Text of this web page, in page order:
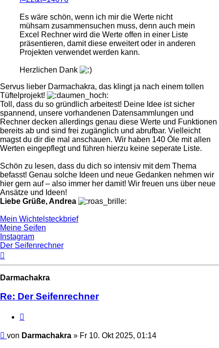
Es wäre schön, wenn ich mir die Werte nicht
mühsam zusammensuchen muss, denn auch mein
Excel Rechner wird die Werte offen in einer Liste
präsentieren, damit diese erweitert oder in anderen
Projekten verwendet werden kann.
Herzlichen Dank
Servus lieber Darmachakra, das klingt ja nach einem tollen
Tüftelprojekt!
Toll, dass du so gründlich arbeitest! Deine Idee ist sicher
spannend, unsere vorhandenen Datensammlungen und
Rechner decken allerdings genau diese Werte und Funktionen
bereits ab und sind frei zugänglich und abrufbar. Vielleicht
magst du dir die mal anschauen. Wir haben 140 Öle mit allen
Werten eingepflegt und führen hierzu keine seperate Liste.
Schön zu lesen, dass du dich so intensiv mit dem Thema
befasst! Genau solche Ideen und neue Gedanken nehmen wir
hier gern auf – also immer her damit! Wir freuen uns über neue
Ansätze und Ideen!
Liebe Grüße, Andrea
Mein Wichtelsteckbrief
Meine Seifen
Instagram
Der Seifenrechner
Darmachakra
Re: Der Seifenrechner
Beitrag
von Darmachakra » Fr 10. Okt 2025, 01:14